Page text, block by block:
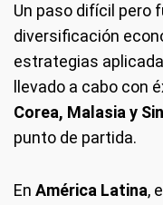
Un paso difícil pero
diversificación
estrategias
llevado a cabo con
Corea, Malasia y
punto de partida.
En América Latina,